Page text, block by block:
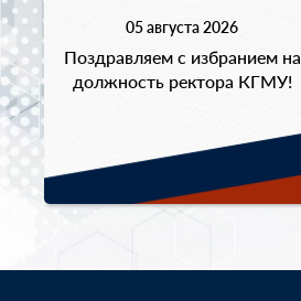
05 августа 2026
Поздравляем с избранием на
должность ректора КГМУ!